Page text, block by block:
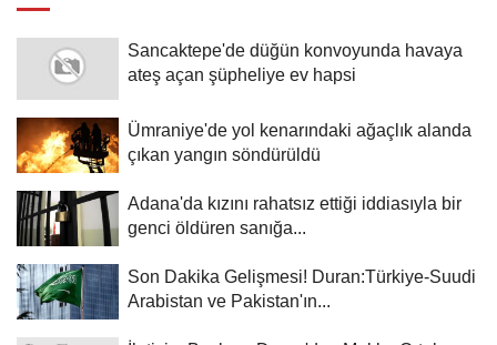
Sancaktepe'de düğün konvoyunda havaya
ateş açan şüpheliye ev hapsi
Ümraniye'de yol kenarındaki ağaçlık alanda
çıkan yangın söndürüldü
Adana'da kızını rahatsız ettiği iddiasıyla bir
genci öldüren sanığa...
Son Dakika Gelişmesi! Duran:Türkiye-Suudi
Arabistan ve Pakistan'ın...